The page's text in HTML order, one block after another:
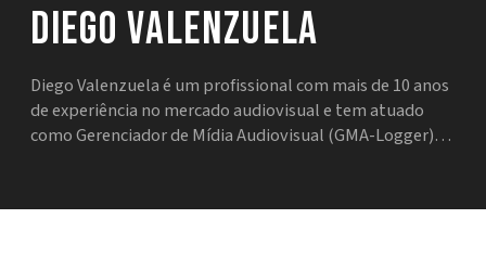
Diego Valenzuela
Diego Valenzuela é um profissional com mais de 10 anos
de experiência no mercado audiovisual e tem atuado
como Gerenciador de Mídia Audiovisual (GMA-Logger)…